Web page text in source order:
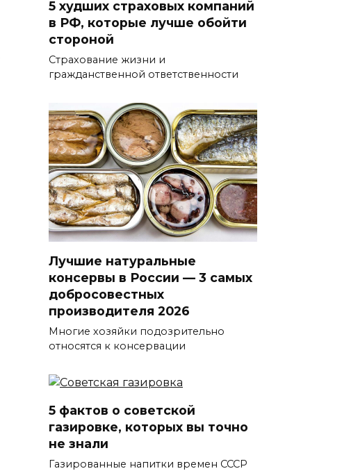
5 худших страховых компаний
в РФ, которые лучше обойти
стороной
Страхование жизни и
гражданственной ответственности
Лучшие натуральные
консервы в России — 3 самых
добросовестных
производителя 2026
Многие хозяйки подозрительно
относятся к консервации
5 фактов о советской
газировке, которых вы точно
не знали
Газированные напитки времен СССР